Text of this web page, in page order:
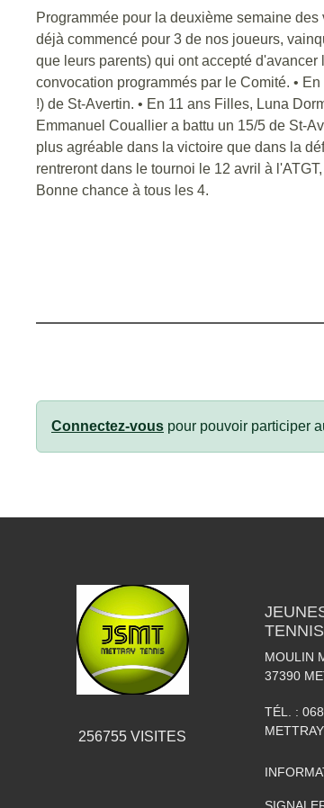
Programmée pour la deuxième semaine
déjà commencé pour 3 de nos joueurs,
que leurs parents) qui ont accepté
convocation programmés par le Comité. •
!) de St-Avertin. • En 11 ans Filles, Luna
Emmanuel Couallier a battu un 15/5 de St-
plus agréable dans la victoire que dans la
rentreront dans le tournoi le 12 avril à
Bonne chance à tous les 4.
Connectez-vous pour pouvoir participer
256755 VISITES
TENNIS
MOULIN
37390
TÉL. :